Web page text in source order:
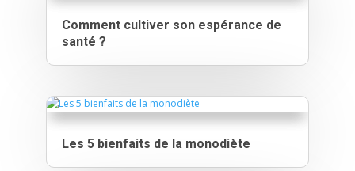
Comment cultiver son espérance de
santé ?
Les 5 bienfaits de la monodiète